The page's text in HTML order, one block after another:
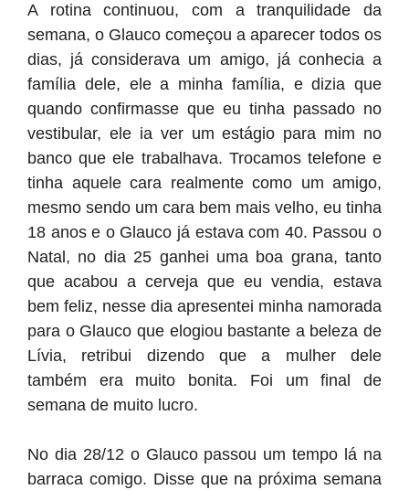
A rotina continuou, com a tranquilidade da
semana, o Glauco começou a aparecer todos os
dias, já considerava um amigo, já conhecia a
família dele, ele a minha família, e dizia que
quando confirmasse que eu tinha passado no
vestibular, ele ia ver um estágio para mim no
banco que ele trabalhava. Trocamos telefone e
tinha aquele cara realmente como um amigo,
mesmo sendo um cara bem mais velho, eu tinha
18 anos e o Glauco já estava com 40. Passou o
Natal, no dia 25 ganhei uma boa grana, tanto
que acabou a cerveja que eu vendia, estava
bem feliz, nesse dia apresentei minha namorada
para o Glauco que elogiou bastante a beleza de
Lívia, retribui dizendo que a mulher dele
também era muito bonita. Foi um final de
semana de muito lucro.
No dia 28/12 o Glauco passou um tempo lá na
barraca comigo. Disse que na próxima semana